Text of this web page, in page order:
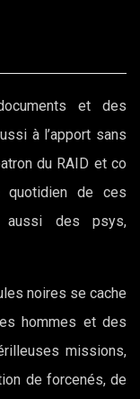
et des
à l’apport sans
du RAID et co
quotidien de ces
aussi des psys,
noires se cache
hommes et des
missions,
de forcenés, de